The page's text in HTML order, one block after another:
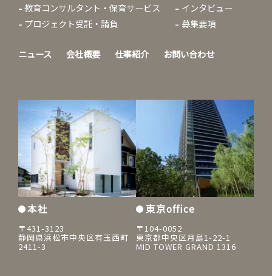
教育コンサルタント・保育サービス
プロジェクト受託・請負
インタビュー
募集要項
ニュース 会社概要 仕事紹介 お問い合わせ
本社
〒431-3123
静岡県浜松市中央区有玉西町
2411-3
東京office
〒104-0052
東京都中央区月島1-22-1
MID TOWER GRAND 1316